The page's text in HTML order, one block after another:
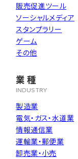
販売促進ツール
ソーシャルメディア
スタンプラリー
ゲーム
その他
業種
INDUSTRY
製造業
電気・ガス・水道業
情報通信業
運輸業・郵便業
卸売業・小売